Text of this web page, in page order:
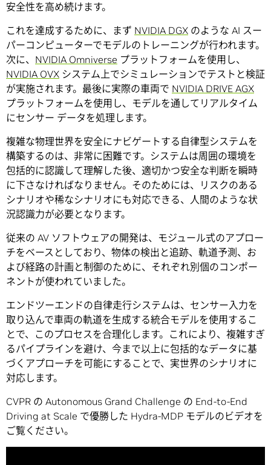
安全性を高め続けます。
これを達成するために、まず NVIDIA DGX のような AI スー
パーコンピューターでモデルのトレーニングが行われます。
次に、 NVIDIA Omniverse プラットフォームを使用し、
NVIDIA OVX システム上でシミュレーションでテストと検証
が実施されます。最後に実際の車両で NVIDIA DRIVE AGX
プラットフォームを使用し、モデルを通してリアルタイム
にセンサー データを処理します。
複雑な物理世界を安全にナビゲートする自律型システムを
構築するのは、非常に困難です。システムは周囲の環境を
包括的に認識して理解した後、適切かつ安全な判断を瞬時
に下さなければなりません。そのためには、リスクのある
シナリオや稀なシナリオにも対応できる、人間のような状
況認識力が必要となります。
従来の AV ソフトウェアの開発は、モジュール式のアプロー
チをベースとしており、物体の検出と追跡、軌道予測、お
よび経路の計画と制御のために、それぞれ別個のコンポー
ネントが使われていました。
エンドツーエンドの自律走行システムは、センサー入力を
取り込んで車両の軌道を生成する統合モデルを使用するこ
とで、このプロセスを合理化します。これにより、複雑すぎ
るパイプラインを避け、今まで以上に包括的なデータに基
づくアプローチを可能にすることで、実世界のシナリオに
対応します。
CVPR の Autonomous Grand Challenge の End-to-End
Driving at Scale で優勝した Hydra-MDP モデルのビデオを
ご覧ください。